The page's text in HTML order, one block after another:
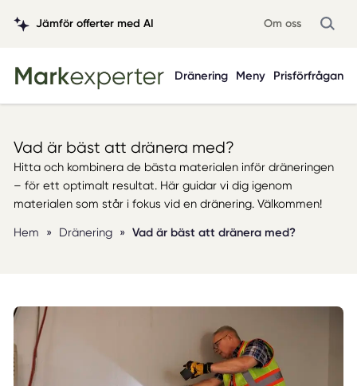
Jämför offerter med AI Om oss
Dränering Meny Prisförfrågan
Vad är bäst att dränera med?
Hitta och kombinera de bästa materialen inför dräneringen
– för ett optimalt resultat. Här guidar vi dig igenom
materialen som står i fokus vid en dränering. Välkommen!
Hem » Dränering » Vad är bäst att dränera med?